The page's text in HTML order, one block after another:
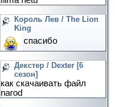
Король Лев / The Lion
King
спасибо
Декстер / Dexter [6
сезон]
как скачаивать файл
narod